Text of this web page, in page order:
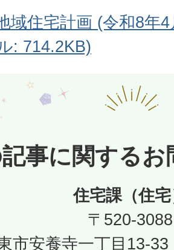
域住宅計画 (令和8年
: 714.2KB)
事に関するお
住宅課（住
〒520-3088
市安養寺一丁目13-